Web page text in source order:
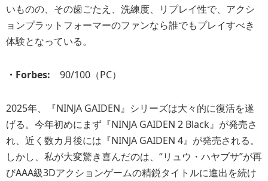
いものの、その歯ごたえ、洗練度、リプレイ性で、アクシ
ョンプラットフォーマーのファンなら誰でもプレイすべき
体験となっている。
・Forbes: 90/100（PC）
2025年、『NINJA GAIDEN』シリーズは大々的に復活を遂
げる。今年初めにまず『NINJA GAIDEN 2 Black』が発売さ
れ、近く数カ月後には『NINJA GAIDEN 4』が発売される。
しかし、私が大変驚き喜んだのは、“リュウ・ハヤブサ”が再
びAAA級3Dアクションゲームの精鋭タイトルに進出を続け